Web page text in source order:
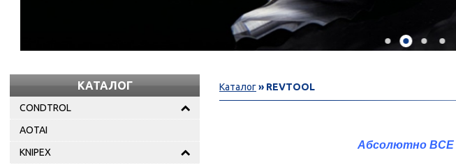
КАТАЛОГ
CONDTROL
AOTAI
KNIPEX
Каталог» REVTOOL
Абсолютно ВСЕ